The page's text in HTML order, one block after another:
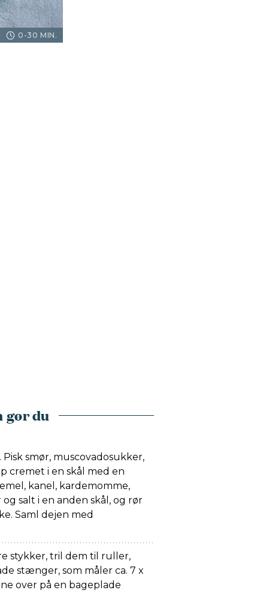
0-30 MIN.
gør du
Pisk smør, muscovadosukker,
cremet i en skål med en
kanel, kardemomme,
salt i en anden skål, og rør
Saml dejen med
stykker, tril dem til ruller,
stænger, som måler ca. 7 x
over på en bageplade